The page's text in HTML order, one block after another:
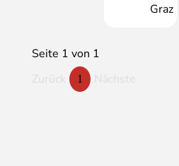
Graz
Seite 1 von 1
1